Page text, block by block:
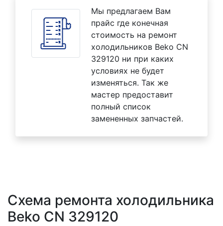
Мы предлагаем Вам
прайс где конечная
стоимость на ремонт
холодильников Beko CN
329120 ни при каких
условиях не будет
изменяться. Так же
мастер предоставит
полный список
замененных запчастей.
Схема ремонта холодильника
Beko CN 329120